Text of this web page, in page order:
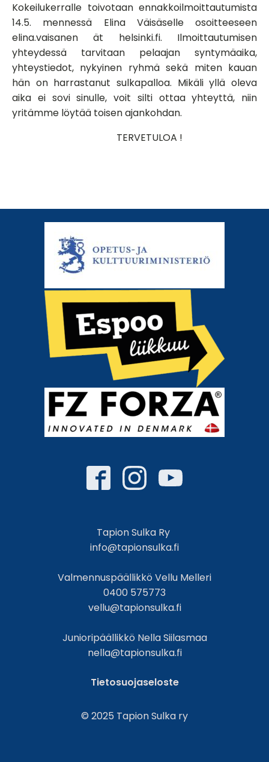
Kokeilukerralle toivotaan ennakkoilmoittautumista
14.5. mennessä Elina Väisäselle osoitteeseen
elina.vaisanen ät helsinki.fi. Ilmoittautumisen
yhteydessä tarvitaan pelaajan syntymäaika,
yhteystiedot, nykyinen ryhmä sekä miten kauan
hän on harrastanut sulkapalloa. Mikäli yllä oleva
aika ei sovi sinulle, voit silti ottaa yhteyttä, niin
yritämme löytää toisen ajankohdan.
TERVETULOA !
Tapion Sulka Ry
info@tapionsulka.fi
Valmennuspäällikkö Vellu Melleri
0400 575773
vellu@tapionsulka.fi
Junioripäällikkö Nella Siilasmaa
nella@tapionsulka.fi
Tietosuojaseloste
© 2025 Tapion Sulka ry